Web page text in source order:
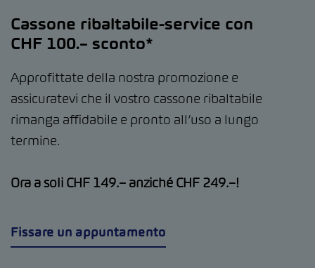
Cassone ribaltabile-service con
CHF 100.– sconto*
Approfittate della nostra promozione e
assicuratevi che il vostro cassone ribaltabile
rimanga affidabile e pronto all’uso a lungo
termine.
Ora a soli CHF 149.– anziché CHF 249.–!
Fissare un appuntamento